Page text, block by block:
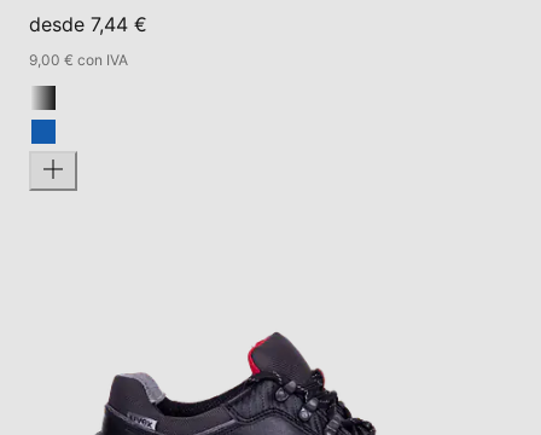
desde 7,44 €
9,00 € con IVA